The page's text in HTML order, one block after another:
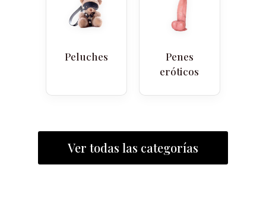
Peluches
Penes
eróticos
Ver todas las categorías